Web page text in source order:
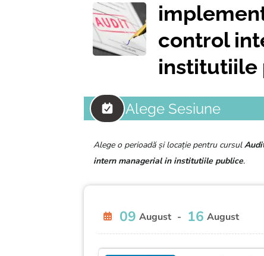
control
institutiile
Alege Sesiune
Alege o perioadă și locație pentru cursul
intern managerial in institutiile publice.
09 August - 16 August